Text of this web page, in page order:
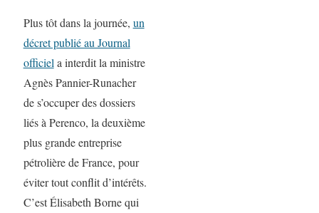
Plus tôt dans la journée, un
décret publié au Journal
officiela interdit la ministre
Agnès Pannier-Runacher
de s’occuper des dossiers
liés à Perenco, la deuxième
plus grande entreprise
pétrolière de France, pour
éviter tout conflit d’intérêts.
C’est Élisabeth Borne qui